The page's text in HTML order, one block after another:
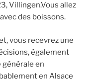
Villingen.Vous allez
des boissons.
vous recevrez une
également
générale en
en Alsace